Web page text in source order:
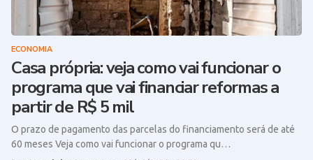
ECONOMIA
Casa própria: veja como vai funcionar o
programa que vai financiar reformas a
partir de R$ 5 mil
O prazo de pagamento das parcelas do financiamento será de até
60 meses Veja como vai funcionar o programa qu…